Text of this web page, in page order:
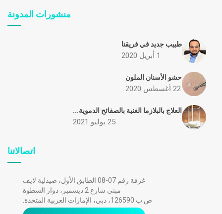
منشورات المدونة
طبيب جديد في فريقنا
1 أبريل 2020
حشو الأسنان الملون
22 أغسطس 2020
العلاج بالبلازما الغنية بالصفائح الدموية...
25 يوليو 2021
اتصالاتنا
غرفة رقم 07-08 الطابق الأول، صيدلية لايف
مبنى شارع 2 ديسمبر، دوار السطوة
ص.ب 126590، دبي، الإمارات العربية المتحدة.